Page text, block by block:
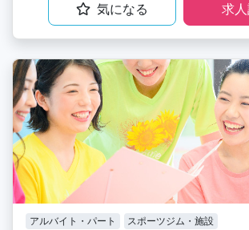
気になる 求
アルバイト・パート スポーツジム・施設